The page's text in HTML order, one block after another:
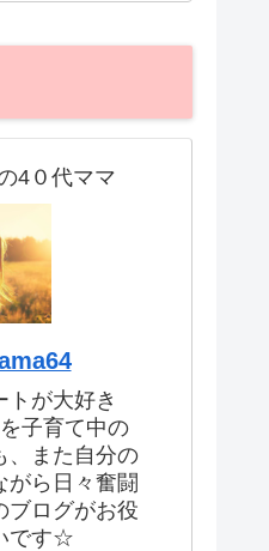
4０代ママ
トが大好き
子育て中の
、また自分の
がら日々奮闘
ブログがお役
です☆